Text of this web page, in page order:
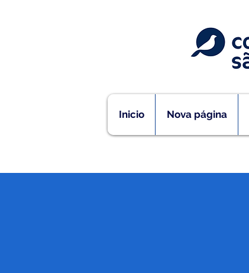
Inicio Nova página